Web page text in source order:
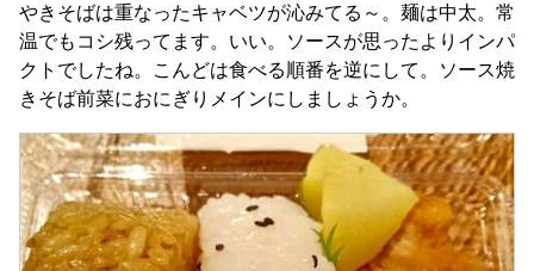
やきそばは重なったキャベツが沁みてる～。麺は中太。常
温でもコシ残ってます。いい。ソースが思ったよりインパ
クトでしたね。こんどは食べる順番を逆にして。ソース焼
きそば前菜におにぎりメインにしましょうか。